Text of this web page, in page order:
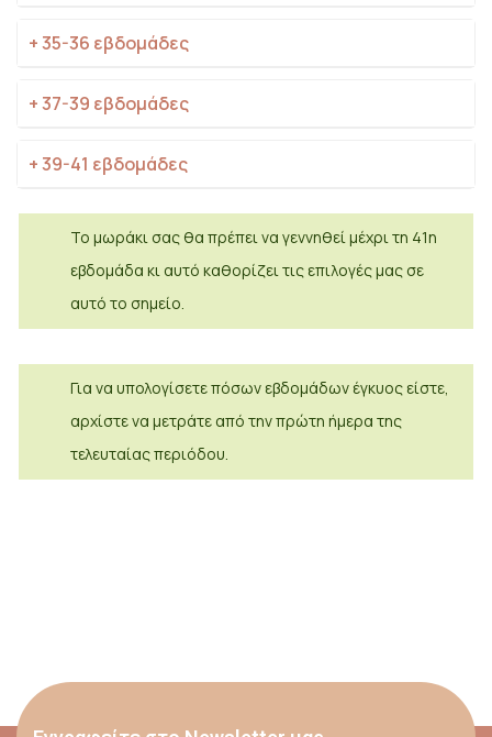
+ 35-36 εβδομάδες
+ 37-39 εβδομάδες
+ 39-41 εβδομάδες
Το μωράκι σας θα πρέπει να γεννηθεί μέχρι τη 41η
εβδομάδα κι αυτό καθορίζει τις επιλογές μας σε
αυτό το σημείο.
Για να υπολογίσετε πόσων εβδομάδων έγκυος είστε,
αρχίστε να μετράτε από την πρώτη ήμερα της
τελευταίας περιόδου.